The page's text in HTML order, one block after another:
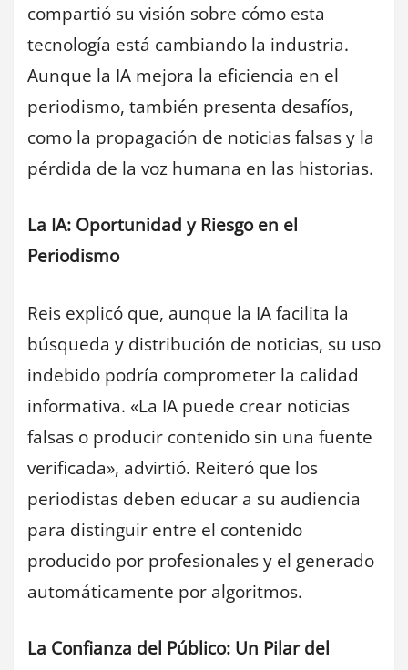
compartió su visión sobre cómo esta
tecnología está cambiando la industria.
Aunque la IA mejora la eficiencia en el
periodismo, también presenta desafíos,
como la propagación de noticias falsas y la
pérdida de la voz humana en las historias.
La IA: Oportunidad y Riesgo en el
Periodismo
Reis explicó que, aunque la IA facilita la
búsqueda y distribución de noticias, su uso
indebido podría comprometer la calidad
informativa. «La IA puede crear noticias
falsas o producir contenido sin una fuente
verificada», advirtió. Reiteró que los
periodistas deben educar a su audiencia
para distinguir entre el contenido
producido por profesionales y el generado
automáticamente por algoritmos.
La Confianza del Público: Un Pilar del